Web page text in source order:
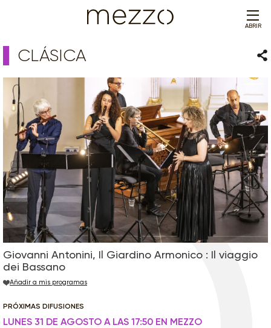
ABRIR
CLÁSICA
Giovanni Antonini, Il Giardino Armonico : Il viaggio
dei Bassano
Añadir a mis programas
PRÓXIMAS DIFUSIONES
LUNES 31 DE AGOSTO A LAS 17:50 EN MEZZO